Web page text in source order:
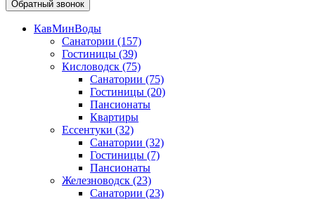
Обратный звонок
КавМинВоды
Санатории (157)
Гостиницы (39)
Кисловодск (75)
Санатории (75)
Гостиницы (20)
Пансионаты
Квартиры
Ессентуки (32)
Санатории (32)
Гостиницы (7)
Пансионаты
Железноводск (23)
Санатории (23)